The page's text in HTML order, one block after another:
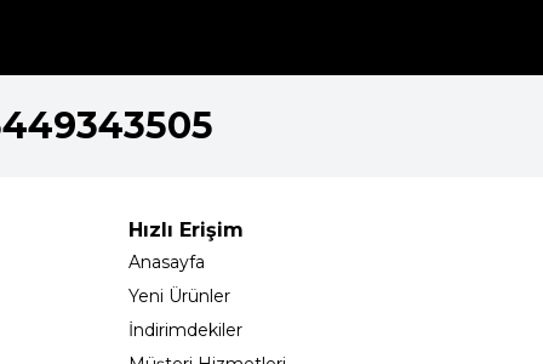
Hızlı Erişim
Anasayfa
Yeni Ürünler
İndirimdekiler